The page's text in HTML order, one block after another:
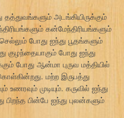
தத்துவங்களும் அடங்கியிருக்கும்
கன்மேந்திரியங்களும்
போது ஐந்து பூதங்களும்
குழந்தையாகும் போது ஐந்து
போது ஆன்மா புருவ மத்தியில்
மற்ற இருபத்து
முடியும். கருவில் ஐந்து
பின்பே ஐந்து புலன்களும்